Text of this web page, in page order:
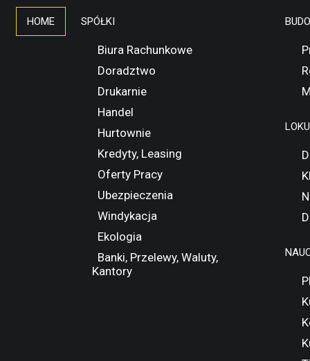
HOME SPÓŁKI
Biura Rachunkowe
Doradztwo
Drukarnie
Handel
Hurtownie
Kredyty, Leasing
Oferty Pracy
Ubezpieczenia
Windykacja
Ekologia
Banki, Przelewy, Waluty,
Kantory